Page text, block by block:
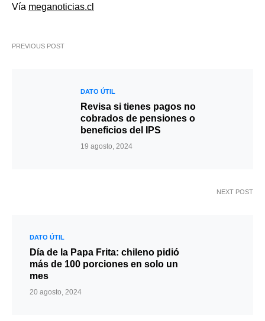
Vía meganoticias.cl
PREVIOUS POST
DATO ÚTIL
Revisa si tienes pagos no
cobrados de pensiones o
beneficios del IPS
19 agosto, 2024
NEXT POST
DATO ÚTIL
Día de la Papa Frita: chileno pidió
más de 100 porciones en solo un
mes
20 agosto, 2024